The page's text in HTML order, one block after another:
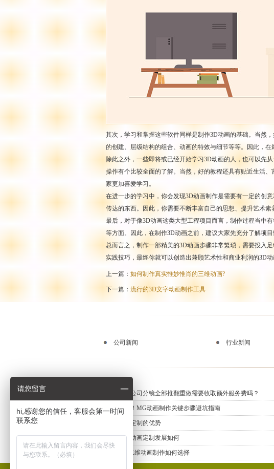
其次，学习和掌握这些软件同样是制作3D动画的基础。当然
的创建、层级结构的组合、动画的特效与细节等等。因此，
除此之外，一些即将或已经开始学习3D动画的人，也可以先
操作有个比较全面的了解。当然，好的教程还具有贴近生活
家更加喜爱学习。
在进一步的学习中，你会发现3D动画制作是需要有一定的创
传达的东西。因此，你需要不断丰富自己的思想、提升艺术
最后，对于像3D动画这类大型工程项目而言，制作过程当中
等方面。因此，在制作3D动画之前，建议大家先充分了解项
总而言之，制作一部精美的3D动画步骤非常繁琐，需要投入
实践技巧，最终你就可以创造出兼顾艺术性和商业利润的3D
上一篇：如何制作真实惟妙惟肖的三维动画?
下一篇：流行的3D文字动画制作工具
公司新闻 行业新闻
动画制作公司分镜全部推翻重做需要收取额外服务费吗？
新手必知！MG动画制作关键步骤避坑指南
三维动画定制的优势
上海三维动画定制发展如何
专业MG二维动画制作如何选择
请您留言
hi,感谢您的信任，客服会第一时间
联系您